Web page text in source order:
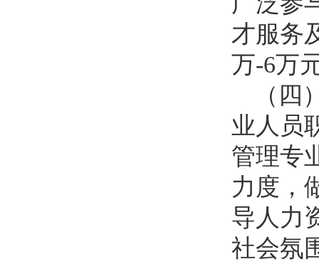
才服务
万-6万
（
业人员
管理专
力度，
导人力
社会氛